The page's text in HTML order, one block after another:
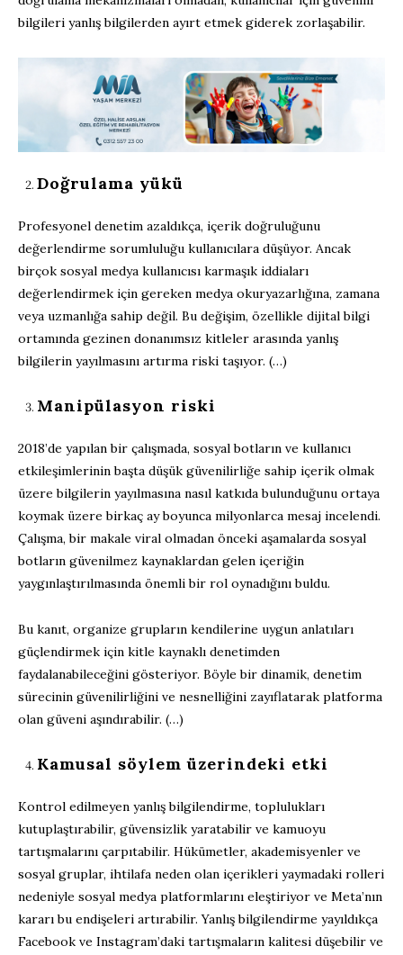
bilgileri yanlış bilgilerden ayırt etmek giderek zorlaşabilir.
Doğrulama yükü
Profesyonel denetim azaldıkça, içerik doğruluğunu
değerlendirme sorumluluğu kullanıcılara düşüyor. Ancak
birçok sosyal medya kullanıcısı karmaşık iddiaları
değerlendirmek için gereken medya okuryazarlığına, zamana
veya uzmanlığa sahip değil. Bu değişim, özellikle dijital bilgi
ortamında gezinen donanımsız kitleler arasında yanlış
bilgilerin yayılmasını artırma riski taşıyor. (…)
Manipülasyon riski
2018’de yapılan bir çalışmada, sosyal botların ve kullanıcı
etkileşimlerinin başta düşük güvenilirliğe sahip içerik olmak
üzere bilgilerin yayılmasına nasıl katkıda bulunduğunu ortaya
koymak üzere birkaç ay boyunca milyonlarca mesaj incelendi.
Çalışma, bir makale viral olmadan önceki aşamalarda sosyal
botların güvenilmez kaynaklardan gelen içeriğin
yaygınlaştırılmasında önemli bir rol oynadığını buldu.
Bu kanıt, organize grupların kendilerine uygun anlatıları
güçlendirmek için kitle kaynaklı denetimden
faydalanabileceğini gösteriyor. Böyle bir dinamik, denetim
sürecinin güvenilirliğini ve nesnelliğini zayıflatarak platforma
olan güveni aşındırabilir. (…)
Kamusal söylem üzerindeki etki
Kontrol edilmeyen yanlış bilgilendirme, toplulukları
kutuplaştırabilir, güvensizlik yaratabilir ve kamuoyu
tartışmalarını çarpıtabilir. Hükümetler, akademisyenler ve
sosyal gruplar, ihtilafa neden olan içerikleri yaymadaki rolleri
nedeniyle sosyal medya platformlarını eleştiriyor ve Meta’nın
kararı bu endişeleri artırabilir. Yanlış bilgilendirme yayıldıkça
Facebook ve Instagram’daki tartışmaların kalitesi düşebilir ve